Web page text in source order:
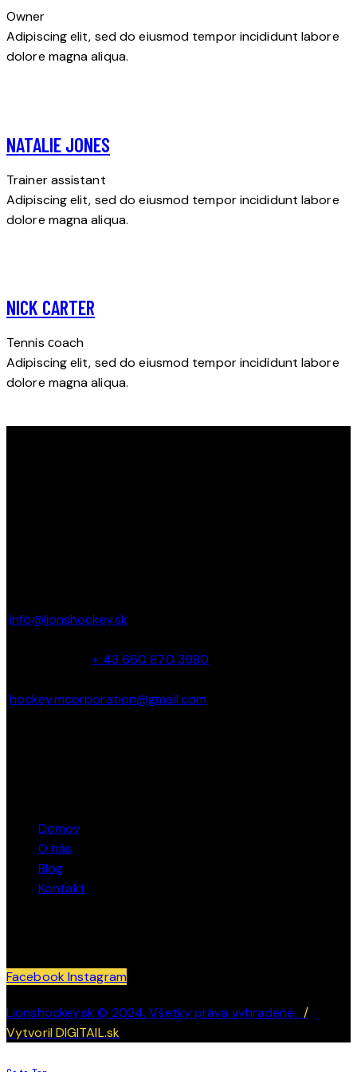
Owner
Adipiscing elit, sed do eiusmod tempor incididunt labore
dolore magna aliqua.
NATALIE JONES
Trainer assistant
Adipiscing elit, sed do eiusmod tempor incididunt labore
dolore magna aliqua.
NICK CARTER
Tennis сoach
Adipiscing elit, sed do eiusmod tempor incididunt labore
dolore magna aliqua.
info@lionshockey.sk
Miro Hanták –+ 43 660 870 3980
hockey.mcorporation@gmail.com
Domov
O nás
Blog
Kontakt
FacebookInstagram
Lionshockey.sk © 2024. Všetky práva vyhradené. /
Vytvoril DIGITAIL.sk